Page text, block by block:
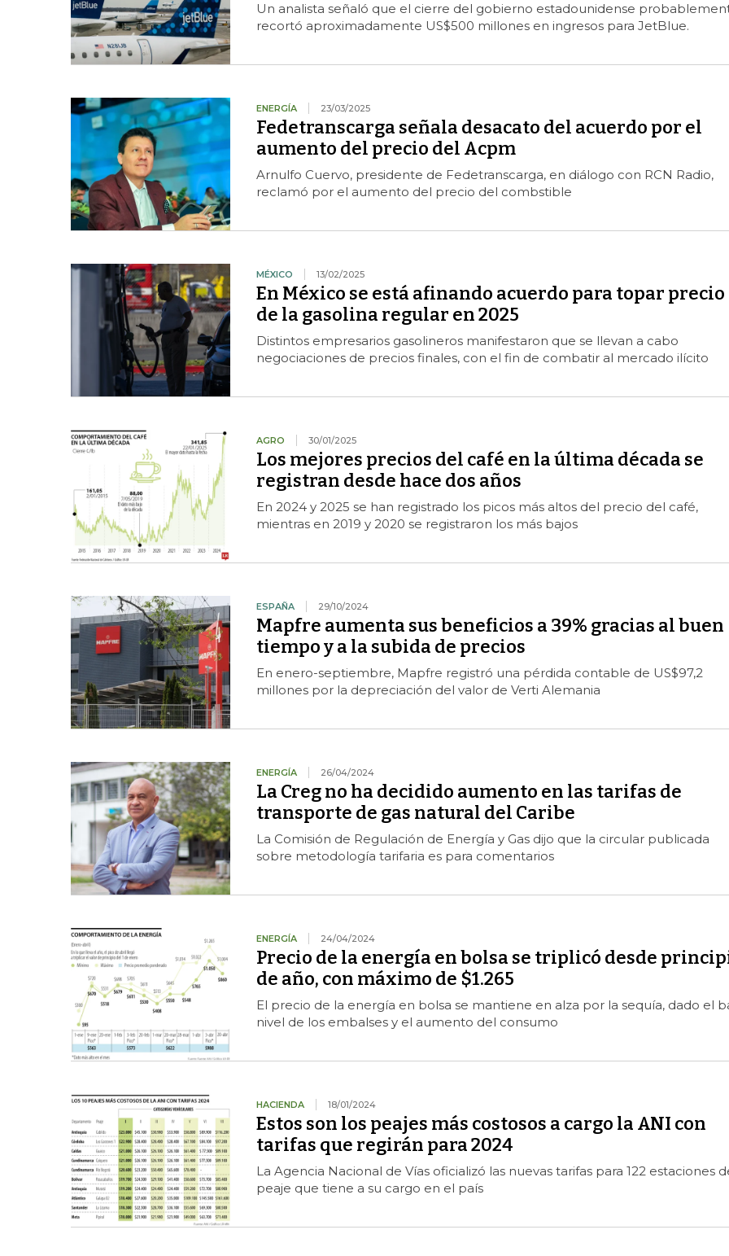
Un analista señaló que el cierre del gobierno estadounidense
recortó aproximadamente US$500 millones en ingresos para JetBlue.
ENERGÍA 23/03/2025
Fedetranscarga señala desacato del acuerdo por el
aumento del precio del Acpm
Arnulfo Cuervo, presidente de Fedetranscarga, en diálogo con RCN Radio,
reclamó por el aumento del precio del combstible
MÉXICO 13/02/2025
En México se está afinando acuerdo para topar precio
de la gasolina regular en 2025
Distintos empresarios gasolineros manifestaron que se llevan a cabo
negociaciones de precios finales, con el fin de combatir al mercado ilícito
AGRO 30/01/2025
Los mejores precios del café en la última década se
registran desde hace dos años
En 2024 y 2025 se han registrado los picos más altos del precio del café,
mientras en 2019 y 2020 se registraron los más bajos
ESPAÑA 29/10/2024
Mapfre aumenta sus beneficios a 39% gracias al buen
tiempo y a la subida de precios
En enero-septiembre, Mapfre registró una pérdida contable de US$97,2
millones por la depreciación del valor de Verti Alemania
ENERGÍA 26/04/2024
La Creg no ha decidido aumento en las tarifas de
transporte de gas natural del Caribe
La Comisión de Regulación de Energía y Gas dijo que la circular publicada
sobre metodología tarifaria es para comentarios
ENERGÍA 24/04/2024
Precio de la energía en bolsa se triplicó desde
de año, con máximo de $1.265
El precio de la energía en bolsa se mantiene en alza por la sequía, dado el
nivel de los embalses y el aumento del consumo
HACIENDA 18/01/2024
Estos son los peajes más costosos a cargo la ANI con
tarifas que regirán para 2024
La Agencia Nacional de Vías oficializó las nuevas tarifas para 122 estaciones
peaje que tiene a su cargo en el país